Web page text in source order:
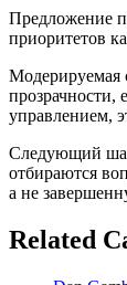
Предложение
приоритетов
Модерируемая
прозрачности,
управлением,
Следующий шаг
отбираются
а не
Related